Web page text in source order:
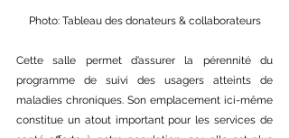
Photo: Tableau des donateurs & collaborateurs
Cette salle permet d’assurer la pérennité du
programme de suivi des usagers atteints de
maladies chroniques. Son emplacement ici-même
constitue un atout important pour les services de